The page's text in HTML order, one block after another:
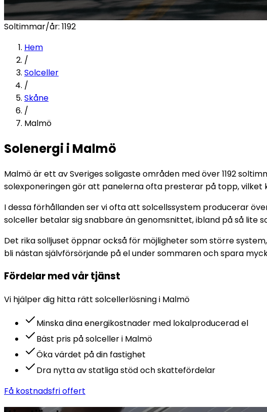
Soltimmar/år: 1192
Hem
/
Solceller
/
Skåne
/
Malmö
Solenergi i Malmö
Malmö är ett av Sveriges soligaste områden med över 1192
solexponeringen gör att panelerna ofta presterar på topp, vilket
I dessa förhållanden ser vi ofta att solcellssystem producerar
solceller betalar sig snabbare än genomsnittet, ibland på så lite
Det rika solljuset öppnar också för möjligheter som större
bli nästan självförsörjande på el under sommaren och spara
Fördelar med vår tjänst
Vi hjälper dig hitta rätt solcellerlösning i Malmö
Minska dina energikostnader med lokalproducerad el
Bäst pris på solceller i Malmö
Öka värdet på din fastighet
Dra nytta av statliga stöd och skattefördelar
Få kostnadsfri offert